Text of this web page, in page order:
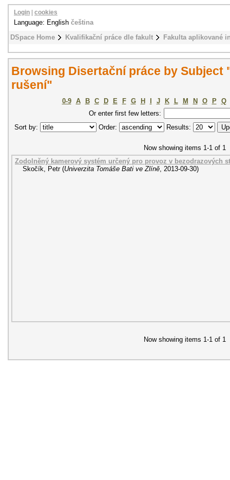
DSpace Home Kvalifikační práce dle fakult Fakulta aplikované
Login cookies
Language: English čeština
Browsing Disertační práce by Subject
rušení"
0-9 A B C D E F G H J K L M N O P
Q
Or enter first few letters:
Sort by:
Order: Results:
Now showing items 1-1 of 1
Zodolněný kamerový systém určený pro provoz v bezodrazových
Skočík, Petr (Univerzita Tomáše Bati ve Zlíně, 2013-09-30)
Now showing items 1-1 of 1